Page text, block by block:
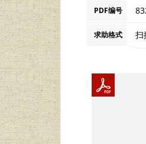
PDF编号
求助格式 扫